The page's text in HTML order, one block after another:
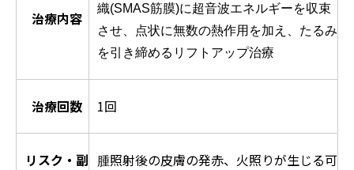
治療内容
織(SMAS筋膜)に超音波エネルギーを収束
させ、点状に無数の熱作用を加え、たるみ
を引き締めるリフトアップ治療
治療回数 1回
リスク・副
腫照射後の皮膚の発赤、火照りが生じる可